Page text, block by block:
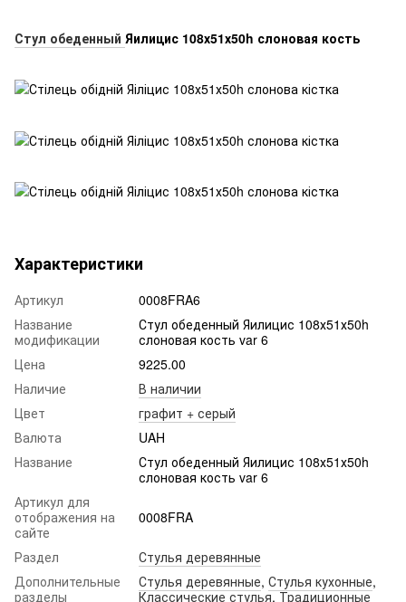
Стул обеденный Яилицис 108х51х50h слоновая кость
Характеристики
Артикул
0008FRA6
Название
модификации
Стул обеденный Яилицис 108х51х50h
слоновая кость var 6
Цена
9225.00
Наличие
В наличии
Цвет
графит + серый
Валюта
UAH
Название
Стул обеденный Яилицис 108х51х50h
слоновая кость var 6
Артикул для
отображения на
сайте
0008FRA
Раздел
Стулья деревянные
Дополнительные
разделы
Стулья деревянные, Стулья кухонные,
Классические стулья,Традиционные